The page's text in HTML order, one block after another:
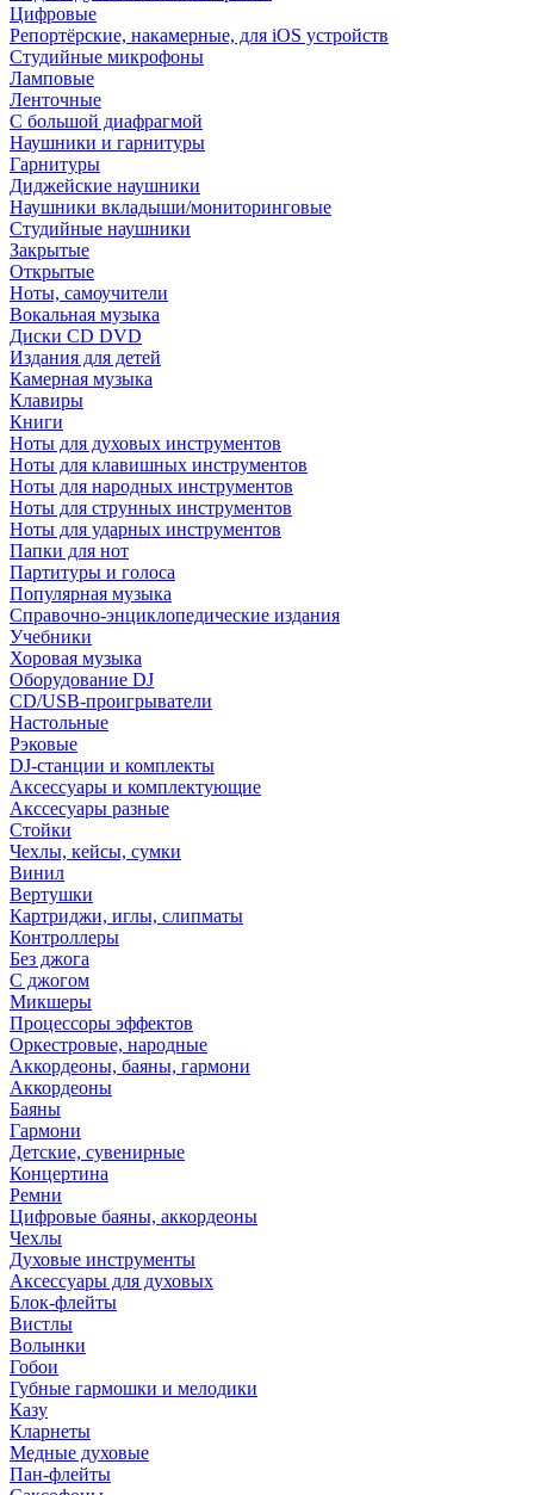
Цифровые
Репортёрские, накамерные, для iOS устройств
Студийные микрофоны
Ламповые
Ленточные
С большой диафрагмой
Наушники и гарнитуры
Гарнитуры
Диджейские наушники
Наушники вкладыши/мониторинговые
Студийные наушники
Закрытые
Открытые
Ноты, самоучители
Вокальная музыка
Диски CD DVD
Издания для детей
Камерная музыка
Клавиры
Книги
Ноты для духовых инструментов
Ноты для клавишных инструментов
Ноты для народных инструментов
Ноты для струнных инструментов
Ноты для ударных инструментов
Папки для нот
Партитуры и голоса
Популярная музыка
Справочно-энциклопедические издания
Учебники
Хоровая музыка
Оборудование DJ
CD/USB-проигрыватели
Настольные
Рэковые
DJ-станции и комплекты
Аксессуары и комплектующие
Акссесуары разные
Стойки
Чехлы, кейсы, сумки
Винил
Вертушки
Картриджи, иглы, слипматы
Контроллеры
Без джога
С джогом
Микшеры
Процессоры эффектов
Оркестровые, народные
Аккордеоны, баяны, гармони
Аккордеоны
Баяны
Гармони
Детские, сувенирные
Концертина
Ремни
Цифровые баяны, аккордеоны
Чехлы
Духовые инструменты
Аксессуары для духовых
Блок-флейты
Вистлы
Волынки
Гобои
Губные гармошки и мелодики
Казу
Кларнеты
Медные духовые
Пан-флейты